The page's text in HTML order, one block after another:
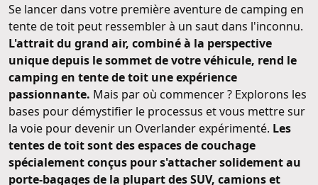
Se lancer dans votre première aventure de camping en
tente de toit peut ressembler à un saut dans l'inconnu.
L'attrait du grand air, combiné à la perspective
unique depuis le sommet de votre véhicule, rend le
camping en tente de toit une expérience
passionnante. Mais par où commencer ? Explorons les
bases pour démystifier le processus et vous mettre sur
la voie pour devenir un Overlander expérimenté. Les
tentes de toit sont des espaces de couchage
spécialement conçus pour s'attacher solidement au
porte-bagages de la plupart des SUV, camions et